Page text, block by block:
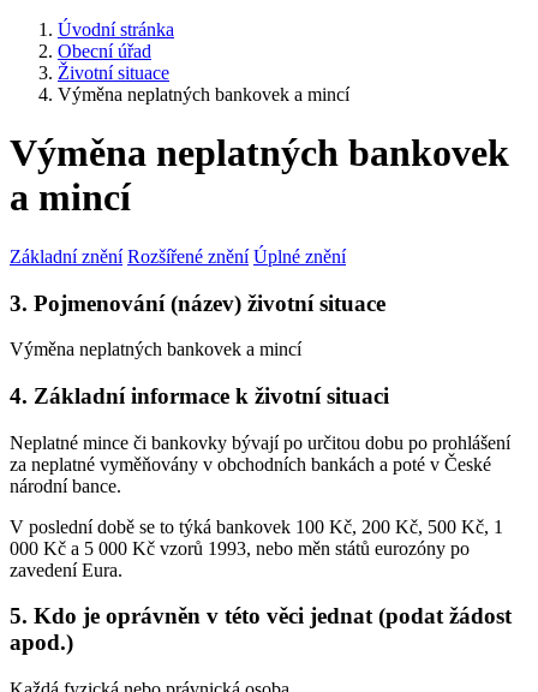
Úvodní stránka
Obecní úřad
Životní situace
Výměna neplatných bankovek a mincí
Výměna neplatných bankovek
a mincí
Základní znění Rozšířené znění Úplné znění
3. Pojmenování (název) životní situace
Výměna neplatných bankovek a mincí
4. Základní informace k životní situaci
Neplatné mince či bankovky bývají po určitou dobu po prohlášení
za neplatné vyměňovány v obchodních bankách a poté v České
národní bance.
V poslední době se to týká bankovek 100 Kč, 200 Kč, 500 Kč, 1
000 Kč a 5 000 Kč vzorů 1993, nebo měn států eurozóny po
zavedení Eura.
5. Kdo je oprávněn v této věci jednat (podat žádost
apod.)